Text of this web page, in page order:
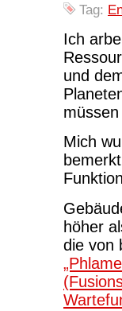
Tag:
Ich
und
Mich
höher
die von